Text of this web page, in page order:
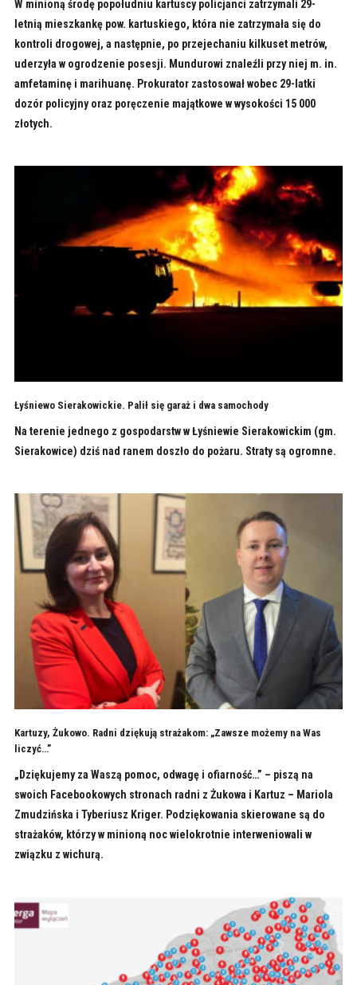
W minioną środę popołudniu kartuscy policjanci zatrzymali 29-
letnią mieszkankę pow. kartuskiego, która nie zatrzymała się do
kontroli drogowej, a następnie, po przejechaniu kilkuset metrów,
uderzyła w ogrodzenie posesji. Mundurowi znaleźli przy niej m. in.
amfetaminę i marihuanę. Prokurator zastosował wobec 29-latki
dozór policyjny oraz poręczenie majątkowe w wysokości 15 000
złotych.
Łyśniewo Sierakowickie. Palił się garaż i dwa samochody
Na terenie jednego z gospodarstw w Łyśniewie Sierakowickim (gm.
Sierakowice) dziś nad ranem doszło do pożaru. Straty są ogromne.
Kartuzy, Żukowo. Radni dziękują strażakom: „Zawsze możemy na Was
liczyć…”
„Dziękujemy za Waszą pomoc, odwagę i ofiarność…” – piszą na
swoich Facebookowych stronach radni z Żukowa i Kartuz – Mariola
Zmudzińska i Tyberiusz Kriger. Podziękowania skierowane są do
strażaków, którzy w minioną noc wielokrotnie interweniowali w
związku z wichurą.